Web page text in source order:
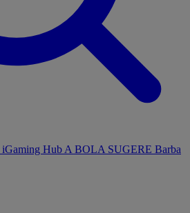
iGaming Hub A BOLA SUGERE Barba